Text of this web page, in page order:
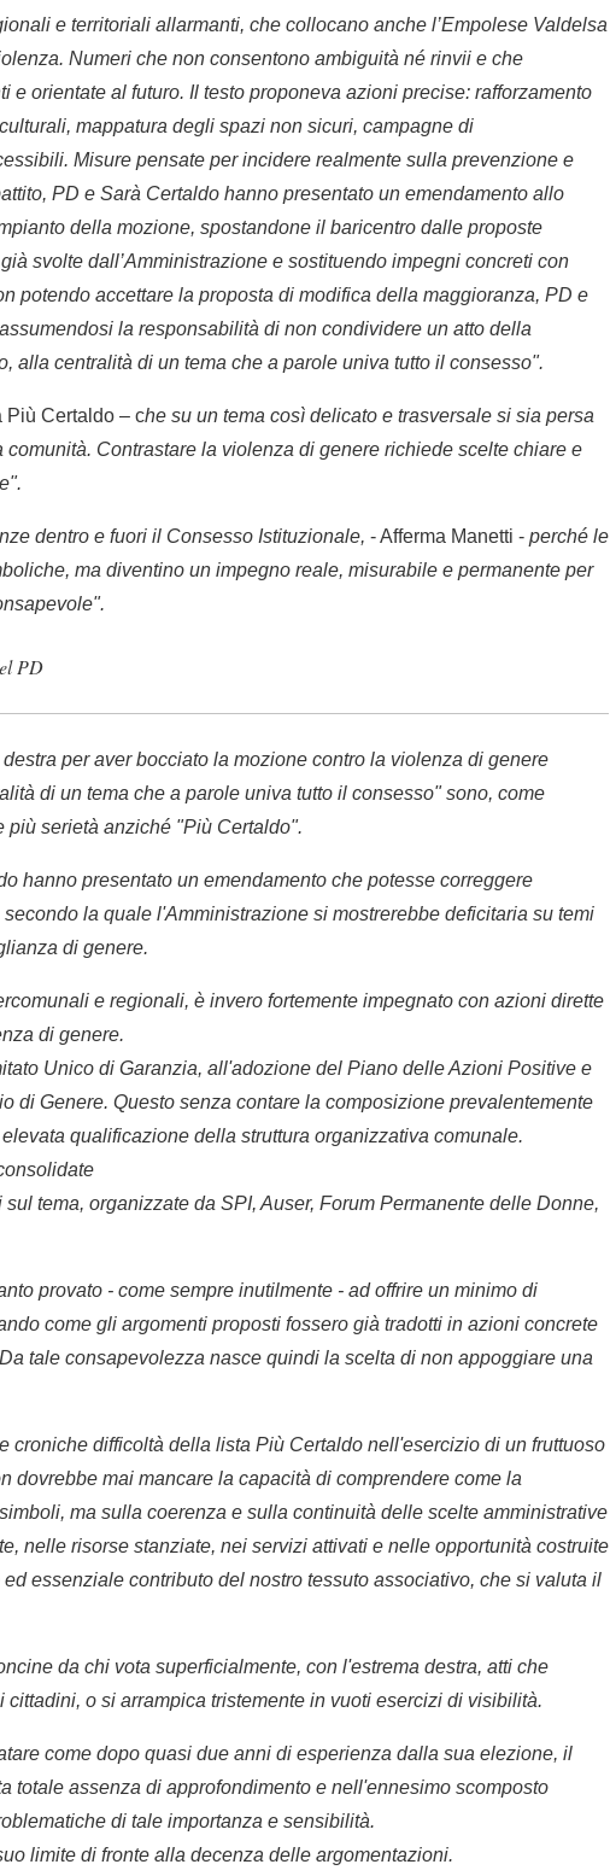
e territoriali allarmanti, che collocano anche l’Empolese Valdelsa
Numeri che non consentono ambiguità né rinvii e che
e orientate al futuro. Il testo proponeva azioni precise: rafforzamento
mappatura degli spazi non sicuri, campagne di
Misure pensate per incidere realmente sulla prevenzione e
PD e Sarà Certaldo hanno presentato un emendamento allo
della mozione, spostandone il baricentro dalle proposte
svolte dall’Amministrazione e sostituendo impegni concreti con
potendo accettare la proposta di modifica della maggioranza, PD e
la responsabilità di non condividere un atto della
alla centralità di un tema che a parole univa tutto il consesso".
Più Certaldo – che su un tema così delicato e trasversale si sia persa
Contrastare la violenza di genere richiede scelte chiare e
dentro e fuori il Consesso Istituzionale, - Afferma Manetti - perché le
ma diventino un impegno reale, misurabile e permanente per
PD
per aver bocciato la mozione contro la violenza di genere
di un tema che a parole univa tutto il consesso" sono, come
più serietà anziché "Più Certaldo".
hanno presentato un emendamento che potesse correggere
la quale l'Amministrazione si mostrerebbe deficitaria su temi
di genere.
e regionali, è invero fortemente impegnato con azioni dirette
di genere.
Unico di Garanzia, all'adozione del Piano delle Azioni Positive e
di Genere. Questo senza contare la composizione prevalentemente
qualificazione della struttura organizzativa comunale.
tema, organizzate da SPI, Auser, Forum Permanente delle Donne,
provato - come sempre inutilmente - ad offrire un minimo di
come gli argomenti proposti fossero già tradotti in azioni concrete
tale consapevolezza nasce quindi la scelta di non appoggiare una
croniche difficoltà della lista Più Certaldo nell'esercizio di un fruttuoso
dovrebbe mai mancare la capacità di comprendere come la
ma sulla coerenza e sulla continuità delle scelte amministrative
nelle risorse stanziate, nei servizi attivati e nelle opportunità costruite
essenziale contributo del nostro tessuto associativo, che si valuta il
da chi vota superficialmente, con l'estrema destra, atti che
o si arrampica tristemente in vuoti esercizi di visibilità.
come dopo quasi due anni di esperienza dalla sua elezione, il
totale assenza di approfondimento e nell'ennesimo scomposto
di tale importanza e sensibilità.
limite di fronte alla decenza delle argomentazioni.